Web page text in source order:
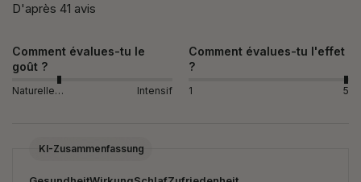
D'après 41 avis
Comment évalues-tu le
goût ?
Naturellement Intensif
Comment évalues-tu l'effet
?
1 5
KI-Zusammenfassung